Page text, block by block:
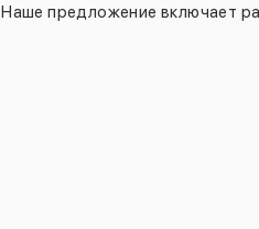
Наше предложение включает